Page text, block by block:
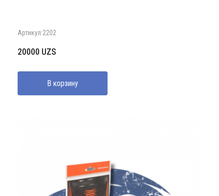
Артикул:2202
20000 UZS
В корзину